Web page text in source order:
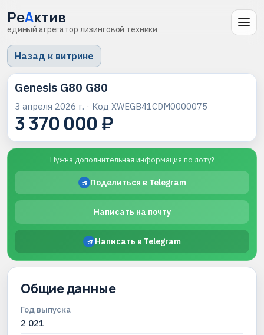
РеАктив
единый агрегатор лизинговой техники
Назад к витрине
Genesis G80 G80
3 апреля 2026 г. · Код XWEGB41CDM0000075
3 370 000 ₽
Нужна дополнительная информация по лоту?
Поделиться в Telegram
Написать на почту
Написать в Telegram
Общие данные
Год выпуска
2 021